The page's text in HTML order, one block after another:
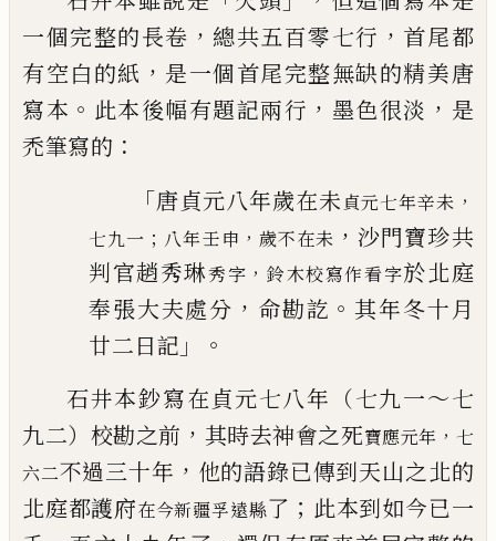
一個完整的長卷 ， 總共五百零七行 ， 首尾都
有空白的紙 ， 是一個首尾完整無缺的精美唐
寫本 。 此本後幅有題記兩行 ， 墨色很淡 ， 是
禿筆寫的 ：
「唐貞元八年歲在未 貞元七年辛未 ，
七九一 ； 八年壬申 ， 歲不在未 ，沙門寶珍共
判官趙秀琳秀字 ， 鈴木校寫作看字於北庭
奉張大夫處分 ， 命勘訖 。其年冬十月
廿二日記 」。
石井本鈔寫在貞元七八年（七九一～七
九二）校勘之前 ， 其時去神會之死寶應元年 ， 七
六二不過三十年 ， 他的語錄已傳到天山之北的
北庭都護府在今新疆孚遠縣了 ； 此本到如今已一